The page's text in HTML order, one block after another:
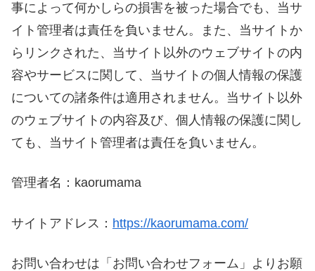
事によって何かしらの損害を被った場合でも、当サ
イト管理者は責任を負いません。また、当サイトか
らリンクされた、当サイト以外のウェブサイトの内
容やサービスに関して、当サイトの個人情報の保護
についての諸条件は適用されません。当サイト以外
のウェブサイトの内容及び、個人情報の保護に関し
ても、当サイト管理者は責任を負いません。
管理者名：kaorumama
サイトアドレス： https://kaorumama.com/
お問い合わせは「お問い合わせフォーム」よりお願